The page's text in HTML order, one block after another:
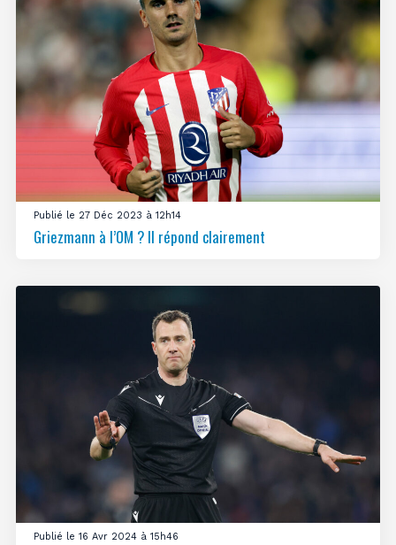
Publié le 27 Déc 2023 à 12h14
Griezmann à l’OM ? Il répond clairement
Publié le 16 Avr 2024 à 15h46